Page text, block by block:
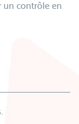
un contrôle en